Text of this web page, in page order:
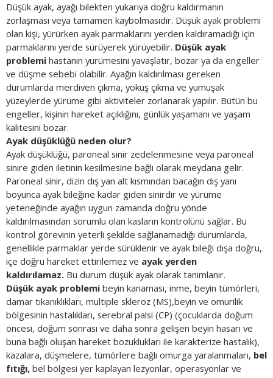
Düşük ayak, ayağı bilekten yukarıya doğru kaldırmanın
zorlaşması veya tamamen kaybolmasıdır. Düşük ayak problemi
olan kişi, yürürken ayak parmaklarını yerden kaldıramadığı için
parmaklarını yerde sürüyerek yürüyebilir. Düşük ayak
problemi hastanın yürümesini yavaşlatır, bozar ya da engeller
ve düşme sebebi olabilir. Ayağın kaldırılması gereken
durumlarda merdiven çıkma, yokuş çıkma ve yumuşak
yüzeylerde yürüme gibi aktiviteler zorlanarak yapılır. Bütün bu
engeller, kişinin hareket açıklığını, günlük yaşamanı ve yaşam
kalitesini bozar.
Ayak düşüklüğü neden olur?
Ayak düşüklüğü, paroneal sinir zedelenmesine veya paroneal
sinire giden iletinin kesilmesine bağlı olarak meydana gelir.
Paroneal sinir, dizin dış yan alt kısmından bacağın dış yanı
boyunca ayak bileğine kadar giden sinirdir ve yürüme
yeteneğinde ayağın uygun zamanda doğru yönde
kaldırılmasından sorumlu olan kasların kontrolünü sağlar. Bu
kontrol görevinin yeterli şekilde sağlanamadığı durumlarda,
genellikle parmaklar yerde sürüklenir ve ayak bileği dışa doğru,
içe doğru hareket ettirilemez ve ayak yerden
kaldırılamaz. Bu durum düşük ayak olarak tanımlanır.
Düşük ayak problemi beyin kanaması, inme, beyin tümörleri,
damar tıkanıklıkları, multiple skleroz (MS),beyin ve omurilik
bölgesinin hastalıkları, serebral palsi (CP) (çocuklarda doğum
öncesi, doğum sonrası ve daha sonra gelişen beyin hasarı ve
buna bağlı oluşan hareket bozuklukları ile karakterize hastalık),
kazalara, düşmelere, tümörlere bağlı omurga yaralanmaları, bel
fıtığı, bel bölgesi yer kaplayan lezyonlar, operasyonlar ve